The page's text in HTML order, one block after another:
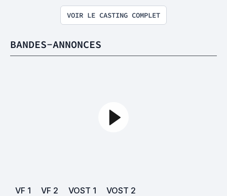
VOIR LE CASTING COMPLET
BANDES-ANNONCES
VF 1 VF 2 VOST 1 VOST 2